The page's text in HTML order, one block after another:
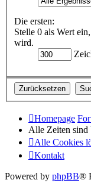
Die ersten:
Stelle 0 als Wert
wird.
Homepage
Alle Zeiten sind
Alle Cookies
Kontakt
Powered by phpBB®